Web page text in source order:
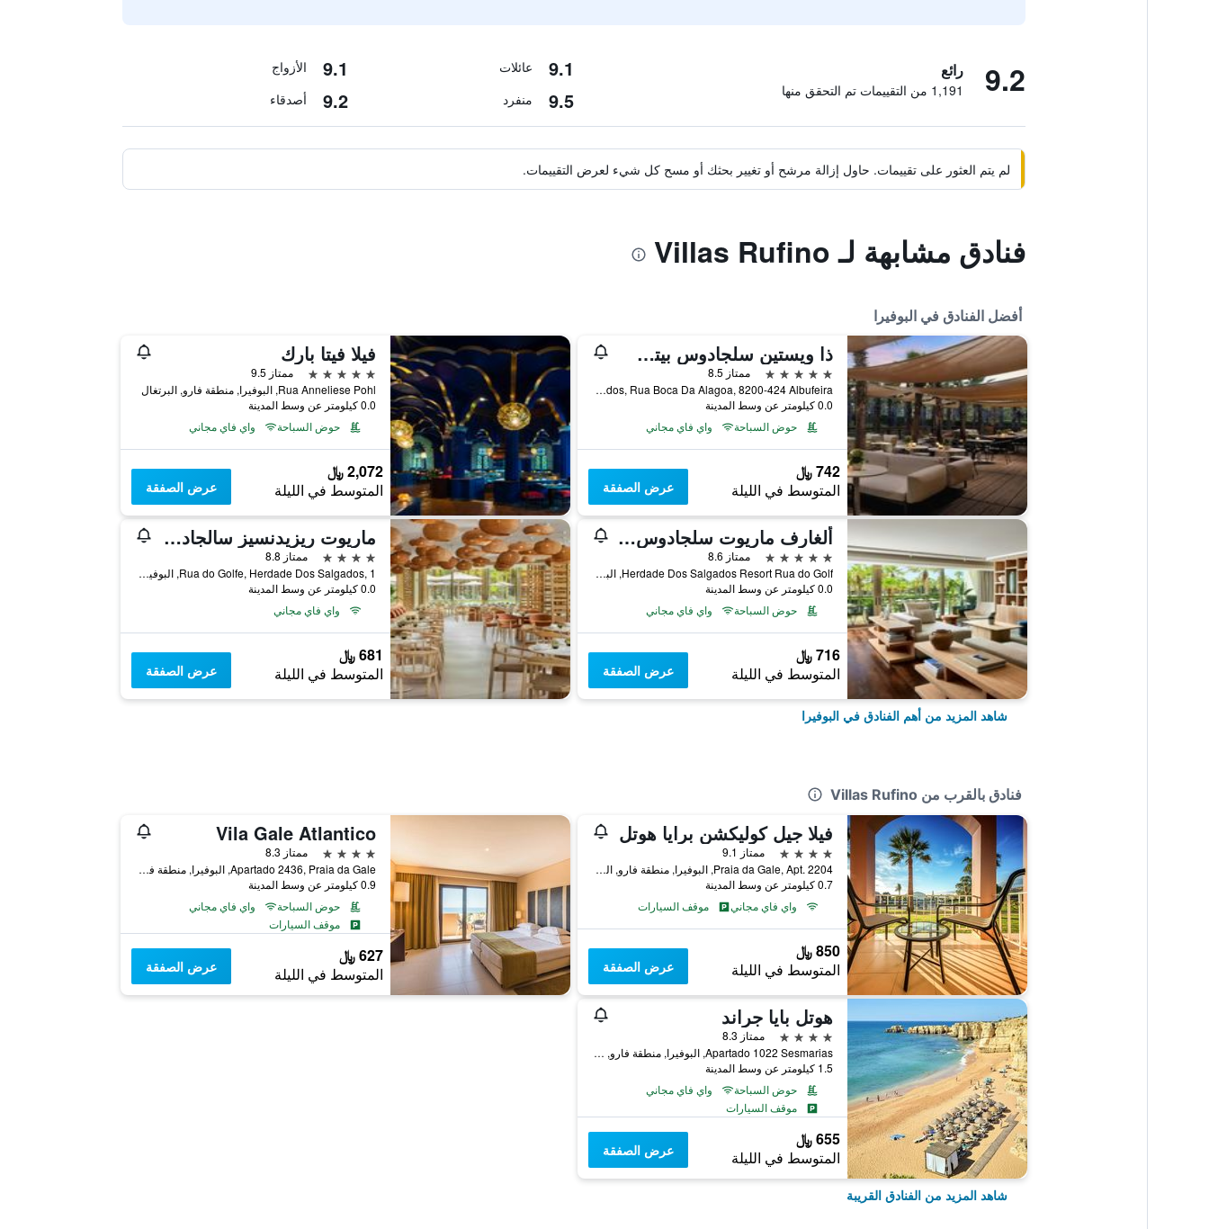
9.2 رائع
1,191 من التقييمات تم التحقق منها
9.1 عائلات 9.1 الأزواج
9.5 منفرد 9.2 أصدقاء
لم يتم العثور على تقييمات. حاول إزالة مرشح أو تغيير بحثك أو مسح كل شيء لعرض التقييمات.
فنادق مشابهة لـ Villas Rufino
أفضل الفنادق في البوفيرا
ذا ويستين سلجادوس بيتش ريزورت، ألغارف
5 نجوم
ممتاز 8.5
Herdade Dos Salgados, Rua Boca Da Alagoa, 8200-424 Albufeira, البوفيرا, منطقة فارو, البرتغال
0.0 كيلومتر عن وسط المدينة
حوض السباحة
واي فاي مجاني
742 ﷼
المتوسط في الليلة عرض الصفقة
فيلا فيتا بارك
5 نجوم
ممتاز 9.5
Rua Anneliese Pohl, البوفيرا, منطقة فارو, البرتغال
0.0 كيلومتر عن وسط المدينة
حوض السباحة
واي فاي مجاني
2,072 ﷼
المتوسط في الليلة عرض الصفقة
ألغارف ماريوت سلجادوس جولف ريزورت آند سبا
5 نجوم
ممتاز 8.6
Herdade Dos Salgados Resort Rua do Golf, البوفيرا, منطقة فارو, البرتغال
0.0 كيلومتر عن وسط المدينة
حوض السباحة
واي فاي مجاني
716 ﷼
المتوسط في الليلة عرض الصفقة
ماريوت ريزيدنسيز سالجادوس ريزورت، ألجارفي
4 نجوم
ممتاز 8.8
Rua do Golfe, Herdade Dos Salgados, 1, البوفيرا, منطقة فارو, البرتغال
0.0 كيلومتر عن وسط المدينة
واي فاي مجاني
681 ﷼
المتوسط في الليلة عرض الصفقة
شاهد المزيد من أهم الفنادق في البوفيرا
فنادق بالقرب من Villas Rufino
فيلا جيل كوليكشن برايا هوتل
4 نجوم
ممتاز 9.1
Praia da Gale, Apt. 2204, البوفيرا, منطقة فارو, البرتغال
0.7 كيلومتر عن وسط المدينة
واي فاي مجاني
موقف السيارات
850 ﷼
المتوسط في الليلة عرض الصفقة
Vila Gale Atlantico
4 نجوم
ممتاز 8.3
Apartado 2436, Praia da Gale, البوفيرا, منطقة فارو, البرتغال
0.9 كيلومتر عن وسط المدينة
حوض السباحة
واي فاي مجاني
موقف السيارات
627 ﷼
المتوسط في الليلة عرض الصفقة
هوتل بايا جراند
4 نجوم
ممتاز 8.3
Apartado 1022 Sesmarias, البوفيرا, منطقة فارو, البرتغال
1.5 كيلومتر عن وسط المدينة
حوض السباحة
واي فاي مجاني
موقف السيارات
655 ﷼
المتوسط في الليلة عرض الصفقة
شاهد المزيد من الفنادق القريبة